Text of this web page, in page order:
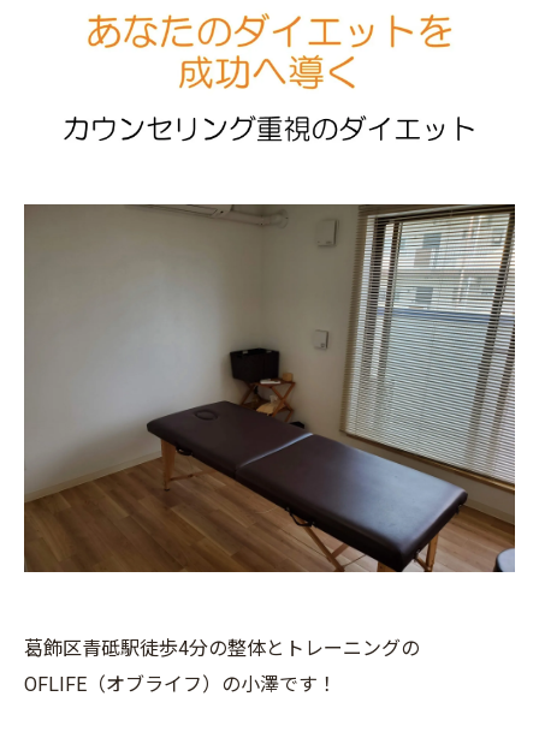
葛飾区青砥駅徒歩4分の整体とトレーニングの
OFLIFE（オブライフ）の小澤です！